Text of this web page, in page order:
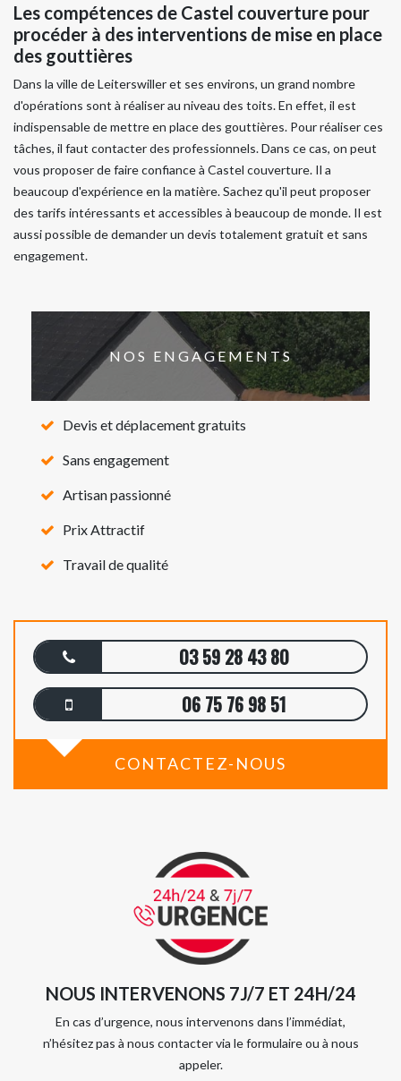
Les compétences de Castel couverture pour
procéder à des interventions de mise en place
des gouttières
Dans la ville de Leiterswiller et ses environs, un grand nombre
d'opérations sont à réaliser au niveau des toits. En effet, il est
indispensable de mettre en place des gouttières. Pour réaliser ces
tâches, il faut contacter des professionnels. Dans ce cas, on peut
vous proposer de faire confiance à Castel couverture. Il a
beaucoup d'expérience en la matière. Sachez qu'il peut proposer
des tarifs intéressants et accessibles à beaucoup de monde. Il est
aussi possible de demander un devis totalement gratuit et sans
engagement.
NOS ENGAGEMENTS
Devis et déplacement gratuits
Sans engagement
Artisan passionné
Prix Attractif
Travail de qualité
03 59 28 43 80
06 75 76 98 51
CONTACTEZ-NOUS
NOUS INTERVENONS 7J/7 ET 24H/24
En cas d’urgence, nous intervenons dans l’immédiat,
n’hésitez pas à nous contacter via le formulaire ou à nous
appeler.